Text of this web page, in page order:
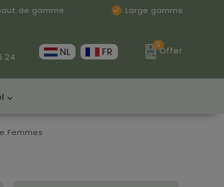
de gamme
Large gamme
24 NL FR
0
Offer
Femmes